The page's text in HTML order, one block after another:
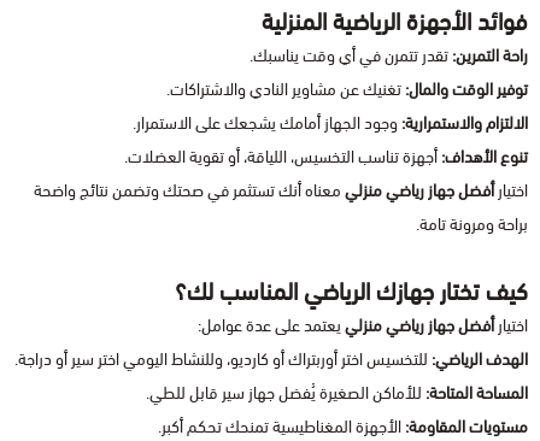
فوائد الأجهزة الرياضية المنزلية
راحة التمرين:تقدر تتمرن في أي وقت يناسبك.
توفير الوقت والمال:تغنيك عن مشاوير النادي والاشتراكات.
الالتزام والاستمرارية:وجود الجهاز أمامك يشجعك على الاستمرار.
تنوع الأهداف:أجهزة تناسب التخسيس، اللياقة، أو تقوية العضلات.
اختيارأفضل جهاز رياضي منزليمعناه أنك تستثمر في صحتك وتضمن نتائج واضحة
براحة ومرونة تامة.
كيف تختار جهازك الرياضي المناسب لك؟
اختيارأفضل جهاز رياضي منزلييعتمد على عدة عوامل:
الهدف الرياضي:للتخسيس اختر أوربتراك أو كارديو، وللنشاط اليومي اختر سير أو دراجة.
المساحة المتاحة:للأماكن الصغيرة يُفضل جهاز سير قابل للطي.
مستويات المقاومة:الأجهزة المغناطيسية تمنحك تحكم أكبر.